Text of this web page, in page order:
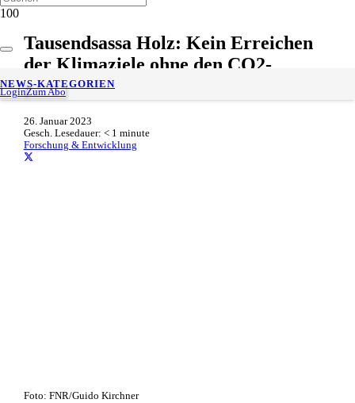
LoginZum Abo
NEWS-KATEGORIEN
Tausendsassa Holz: Kein Erreichen
der Klimaziele ohne den CO2-
speichernden Bau- und Werkstoff
26. Januar 2023
Gesch. Lesedauer: < 1 minute
Forschung & Entwicklung
Foto: FNR/Guido Kirchner